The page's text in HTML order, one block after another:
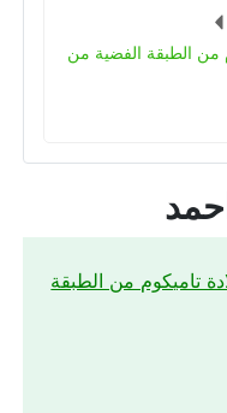
من الطبقة الفضية من
تاميكوم من الطبقة